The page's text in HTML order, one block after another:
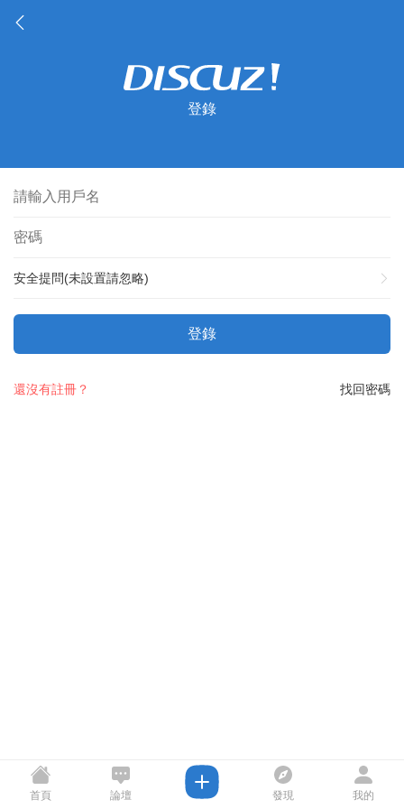
登錄
安全提問(未設置請忽略)
登錄
找回密碼
還沒有註冊？
首頁 論壇 發現 我的